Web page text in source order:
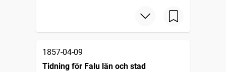
1857-04-09
Tidning för Falu län och stad